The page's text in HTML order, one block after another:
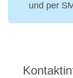
und per